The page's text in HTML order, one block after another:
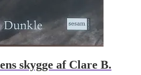
skygge af Clare B.